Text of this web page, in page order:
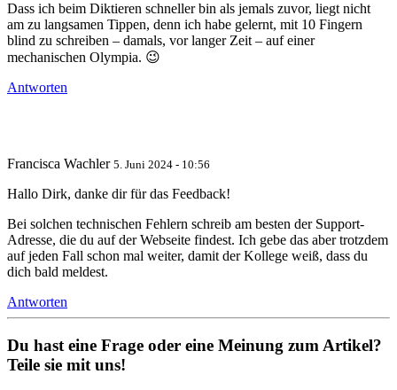
Dass ich beim Diktieren schneller bin als jemals zuvor, liegt nicht
am zu langsamen Tippen, denn ich habe gelernt, mit 10 Fingern
blind zu schreiben – damals, vor langer Zeit – auf einer
mechanischen Olympia. 😉
Antworten
Francisca Wachler 5. Juni 2024 - 10:56
Hallo Dirk, danke dir für das Feedback!
Bei solchen technischen Fehlern schreib am besten der Support-
Adresse, die du auf der Webseite findest. Ich gebe das aber trotzdem
auf jeden Fall schon mal weiter, damit der Kollege weiß, dass du
dich bald meldest.
Antworten
Du hast eine Frage oder eine Meinung zum Artikel?
Teile sie mit uns!